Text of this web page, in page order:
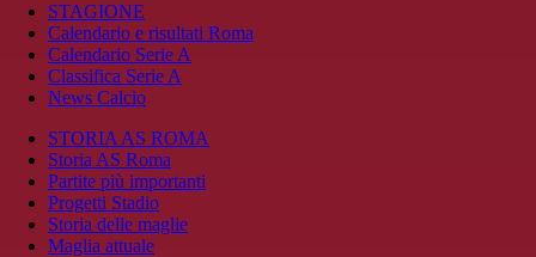
STAGIONE
Calendario e risultati Roma
Calendario Serie A
Classifica Serie A
News Calcio
STORIA AS ROMA
Storia AS Roma
Partite più importanti
Progetti Stadio
Storia delle maglie
Maglia attuale